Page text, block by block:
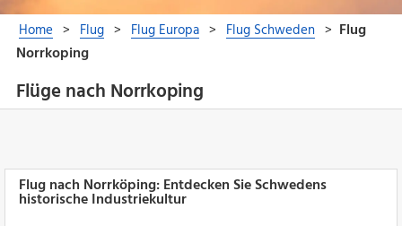
Flüge nach Norrkoping
Flug nach Norrköping: Entdecken Sie Schwedens
historische Industriekultur